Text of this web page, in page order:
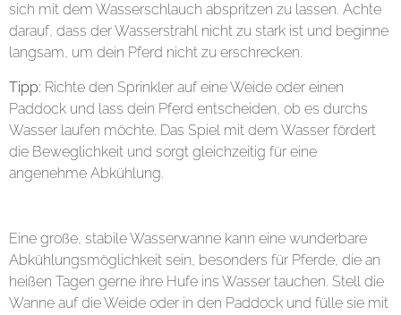
sich mit dem Wasserschlauch abspritzen zu lassen. Achte
darauf, dass der Wasserstrahl nicht zu stark ist und beginne
langsam, um dein Pferd nicht zu erschrecken.
Tipp: Richte den Sprinkler auf eine Weide oder einen
Paddock und lass dein Pferd entscheiden, ob es durchs
Wasser laufen möchte. Das Spiel mit dem Wasser fördert
die Beweglichkeit und sorgt gleichzeitig für eine
angenehme Abkühlung.
Eine große, stabile Wasserwanne kann eine wunderbare
Abkühlungsmöglichkeit sein, besonders für Pferde, die an
heißen Tagen gerne ihre Hufe ins Wasser tauchen. Stell die
Wanne auf die Weide oder in den Paddock und fülle sie mit